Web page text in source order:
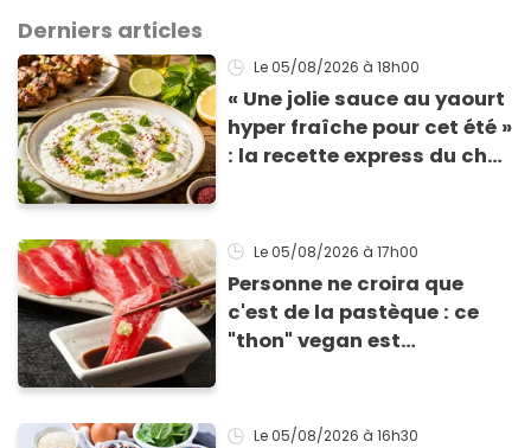
Derniers articles
Le 05/08/2026 à 18h00
« Une jolie sauce au yaourt
hyper fraîche pour cet été »
: la recette express du chef
grillades
Le 05/08/2026 à 17h00
Personne ne croira que
c'est de la pastèque : ce
"thon" vegan est
Le 05/08/2026 à 16h30